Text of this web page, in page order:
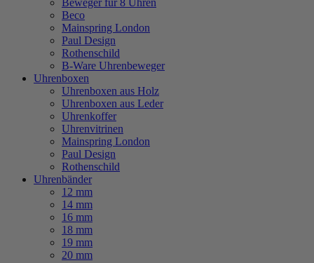
Beweger für 8 Uhren
Beco
Mainspring London
Paul Design
Rothenschild
B-Ware Uhrenbeweger
Uhrenboxen
Uhrenboxen aus Holz
Uhrenboxen aus Leder
Uhrenkoffer
Uhrenvitrinen
Mainspring London
Paul Design
Rothenschild
Uhrenbänder
12 mm
14 mm
16 mm
18 mm
19 mm
20 mm